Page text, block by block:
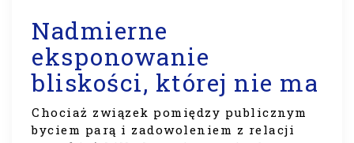
Nadmierne
eksponowanie
bliskości, której nie ma
Chociaż związek pomiędzy publicznym
byciem parą i zadowoleniem z relacji